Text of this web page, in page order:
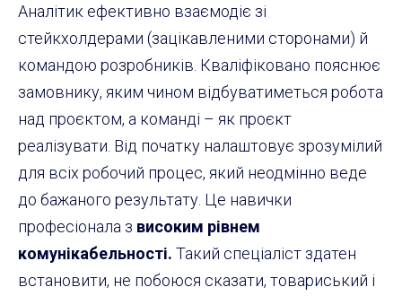
Аналітик ефективно взаємодіє зі
стейкхолдерами (зацікавленими сторонами) й
командою розробників. Кваліфіковано пояснює
замовнику, яким чином відбуватиметься робота
над проєктом, а команді – як проєкт
реалізувати. Від початку налаштовує зрозумілий
для всіх робочий процес, який неодмінно веде
до бажаного результату. Це навички
професіонала з високим рівнем
комунікабельності. Такий спеціаліст здатен
встановити, не побоюся сказати, товариський і